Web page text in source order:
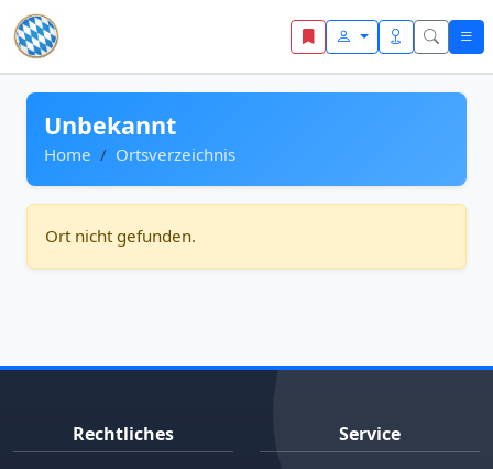
Zum Inhalt springen
Unbekannt
Home Ortsverzeichnis
Ort nicht gefunden.
Rechtliches Service